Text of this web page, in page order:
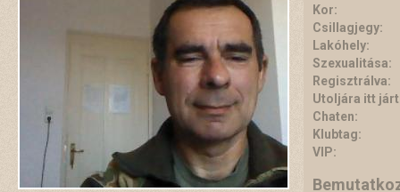
Kor:
Csillagjegy:
Lakóhely:
Szexualitása:
Regisztrálva:
Utoljára itt
Chaten:
Klubtag:
VIP: